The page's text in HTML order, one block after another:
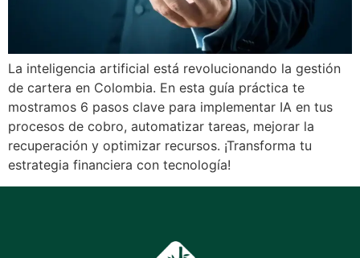
La inteligencia artificial está revolucionando la gestión
de cartera en Colombia. En esta guía práctica te
mostramos 6 pasos clave para implementar IA en tus
procesos de cobro, automatizar tareas, mejorar la
recuperación y optimizar recursos. ¡Transforma tu
estrategia financiera con tecnología!